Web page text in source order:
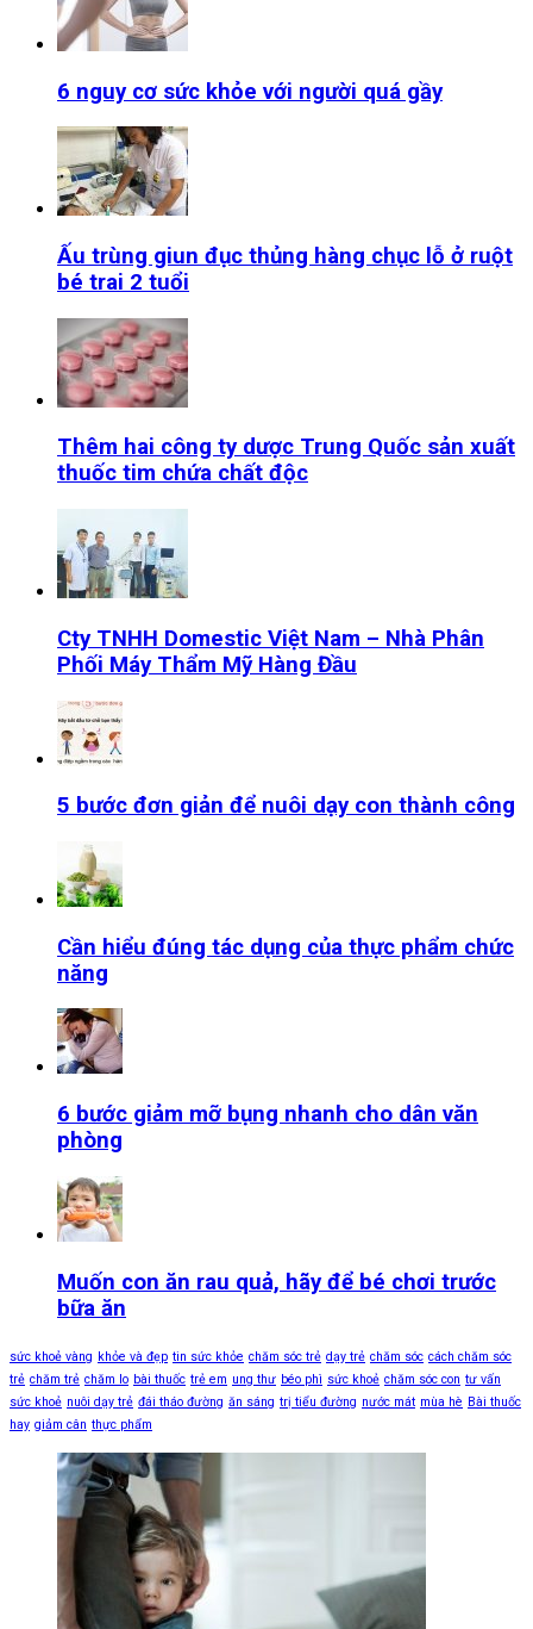
6 nguy cơ sức khỏe với người quá gầy
Ấu trùng giun đục thủng hàng chục lỗ ở ruột
bé trai 2 tuổi
Thêm hai công ty dược Trung Quốc sản xuất
thuốc tim chứa chất độc
Cty TNHH Domestic Việt Nam – Nhà Phân
Phối Máy Thẩm Mỹ Hàng Đầu
5 bước đơn giản để nuôi dạy con thành công
Cần hiểu đúng tác dụng của thực phẩm chức
năng
6 bước giảm mỡ bụng nhanh cho dân văn
phòng
Muốn con ăn rau quả, hãy để bé chơi trước
bữa ăn
sức khoẻ vàng khỏe và đẹp tin sức khỏe chăm sóc trẻ dạy trẻ chăm sóc cách chăm sóc
trẻ chăm trẻ chăm lo bài thuốc trẻ em ung thư béo phì sức khoẻ chăm sóc con tư vấn
sức khoẻ nuôi dạy trẻ đái tháo đường ăn sáng trị tiểu đường nước mát mùa hè Bài thuốc
hay giảm cân thực phẩm